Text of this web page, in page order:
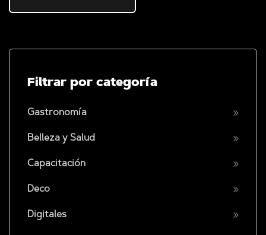
Filtrar por categoría
Gastronomía
Belleza y Salud
Capacitación
Deco
Digitales